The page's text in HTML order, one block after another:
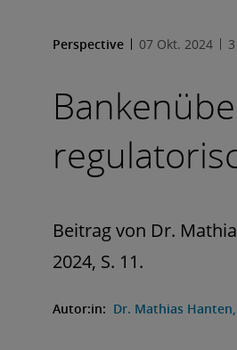
Perspective 07 Okt. 2024
Beitrag von Dr.
2024, S. 11.
Autor:in: Dr. Mathias Hanten,